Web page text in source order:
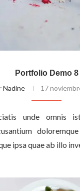
Portfolio Demo 8
Nadine 17
unde omnis
ipsa quae ab illo